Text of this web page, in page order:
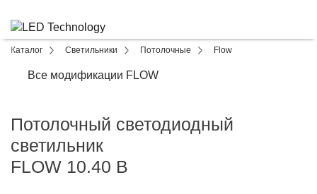
Каталог Светильники Потолочные Flow
Все модификации FLOW
Потолочный светодиодный
светильник
FLOW 10.40 B